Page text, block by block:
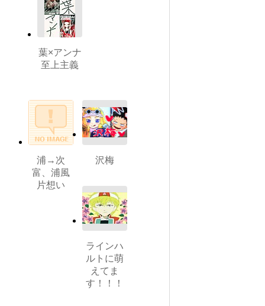
葉×アンナ
至上主義
浦→次
富、浦風
片想い
沢梅
ラインハ
ルトに萌
えてま
す！！！